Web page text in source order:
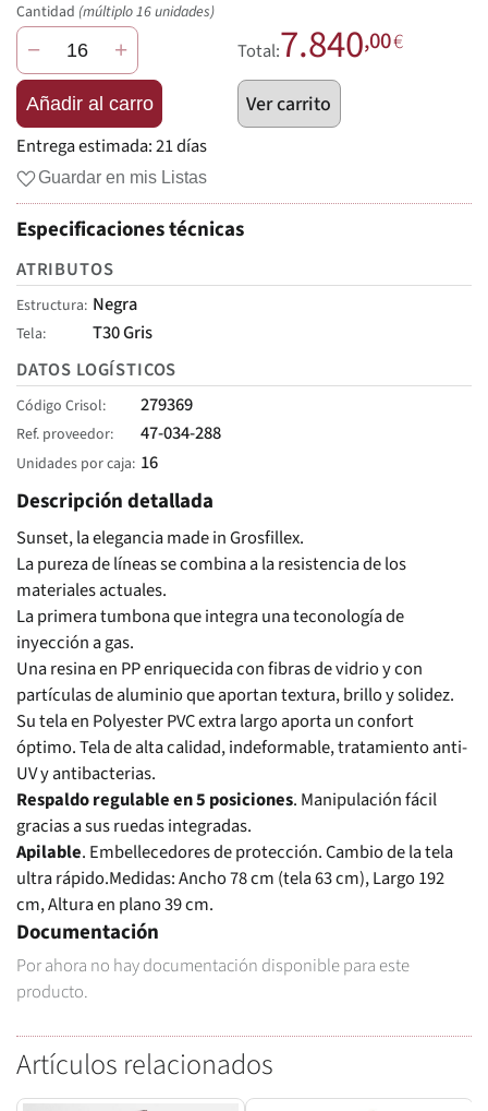
Cantidad (múltiplo 16 unidades)
− +
Añadir al carro
Total:7.840,00€
Ver carrito
Entrega estimada:21 días
Guardar en mis Listas
Especificaciones técnicas
ATRIBUTOS
Estructura Negra
Tela
T30 Gris
DATOS LOGÍSTICOS
Código Crisol 279369
Ref. proveedor 47-034-288
Unidades por caja 16
Descripción detallada
Sunset, la elegancia made in Grosfillex.
La pureza de líneas se combina a la resistencia de los
materiales actuales.
La primera tumbona que integra una teconología de
inyección a gas.
Una resina en PP enriquecida con fibras de vidrio y con
partículas de aluminio que aportan textura, brillo y solidez.
Su tela en Polyester PVC extra largo aporta un confort
óptimo. Tela de alta calidad, indeformable, tratamiento anti-
UV y antibacterias.
Respaldo regulable en 5 posiciones. Manipulación fácil
gracias a sus ruedas integradas.
Apilable. Embellecedores de protección. Cambio de la tela
ultra rápido.Medidas: Ancho 78 cm (tela 63 cm), Largo 192
cm, Altura en plano 39 cm.
Documentación
Por ahora no hay documentación disponible para este
producto.
Artículos relacionados